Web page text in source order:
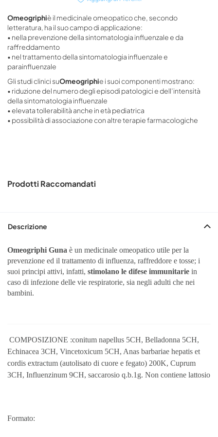
Omeogriphiè il medicinale omeopatico che, secondo
letteratura, ha il suo campo di applicazione:
• nella prevenzione della sintomatologia influenzale e da
raffreddamento
• nel trattamento della sintomatologia influenzale e
parainfluenzale
Gli studi clinici suOmeogriphie i suoi componenti mostrano:
• riduzione del numero degli episodi patologici e dell’intensità
della sintomatologia influenzale
• elevata tollerabilità anche in età pediatrica
• possibilità di associazione con altre terapie farmacologiche
Prodotti Raccomandati
Descrizione
Omeogriphi Guna è un medicinale omeopatico utile per la
prevenzione ed il trattamento di influenza, raffreddore e tosse; i
suoi principi attivi, infatti, stimolano le difese immunitarie in
caso di infezione delle vie respiratorie, sia negli adulti che nei
bambini.
COMPOSIZIONE :conitum napellus 5CH, Belladonna 5CH,
Echinacea 3CH, Vincetoxicum 5CH, Anas barbariae hepatis et
cordis extractum (autolisato di cuore e fegato) 200K, Cuprum
3CH, Influenzinum 9CH, saccarosio q.b.1g. Non contiene lattosio
Formato: